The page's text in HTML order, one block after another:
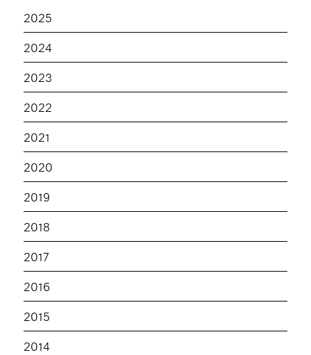
2025
2024
2023
2022
2021
2020
2019
2018
2017
2016
2015
2014